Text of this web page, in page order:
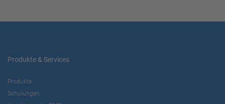
Produkte & Services
Produkte
Schulungen